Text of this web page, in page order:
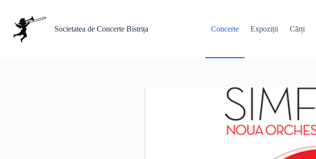
conținut
Societatea de Concerte Bistrița
Concerte Expoziții Cărți